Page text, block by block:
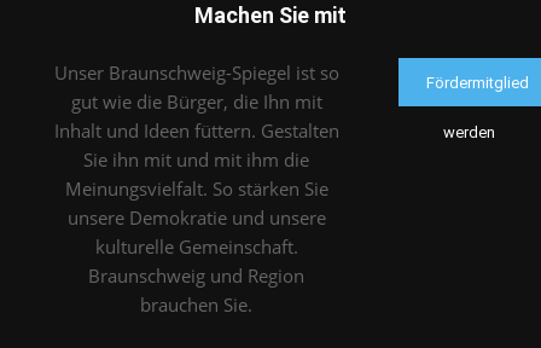
Machen Sie mit
Unser Braunschweig-Spiegel ist so
gut wie die Bürger, die Ihn mit
Inhalt und Ideen füttern. Gestalten
Sie ihn mit und mit ihm die
Meinungsvielfalt. So stärken Sie
unsere Demokratie und unsere
kulturelle Gemeinschaft.
Braunschweig und Region
brauchen Sie.
Fördermitglied
werden